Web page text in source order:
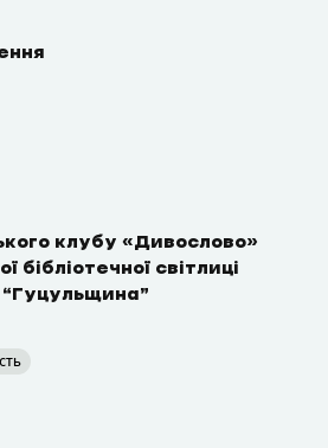
клубу «Дивослово»
бібліотечної світлиці